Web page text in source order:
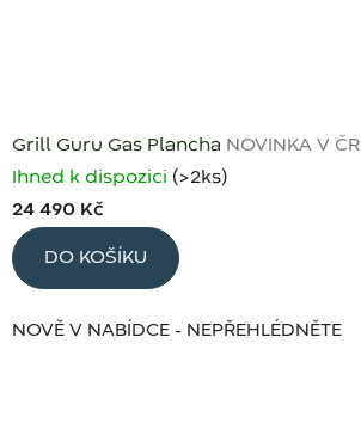
Grill Guru Gas Plancha NOVINKA V ČR
Ihned k dispozici (>2 ks)
24 490 Kč
DO KOŠÍKU
NOVĚ V NABÍDCE - NEPŘEHLÉDNĚTE